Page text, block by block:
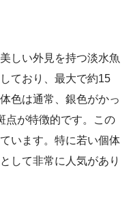
しい外見を持つ淡水魚
ており、最大で約15
色は通常、銀色がかっ
点が特徴的です。この
います。特に若い個体
して非常に人気があり